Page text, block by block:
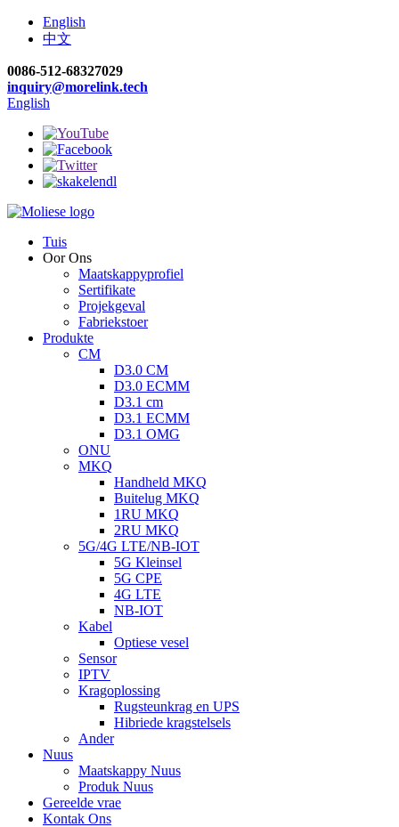
English
中文
0086-512-68327029
inquiry@morelink.tech
English
Tuis
Oor Ons
Maatskappyprofiel
Sertifikate
Projekgeval
Fabriekstoer
Produkte
CM
D3.0 CM
D3.0 ECMM
D3.1 cm
D3.1 ECMM
D3.1 OMG
ONU
MKQ
Handheld MKQ
Buitelug MKQ
1RU MKQ
2RU MKQ
5G/4G LTE/NB-IOT
5G Kleinsel
5G CPE
4G LTE
NB-IOT
Kabel
Optiese vesel
Sensor
IPTV
Kragoplossing
Rugsteunkrag en UPS
Hibriede kragstelsels
Ander
Nuus
Maatskappy Nuus
Produk Nuus
Gereelde vrae
Kontak Ons